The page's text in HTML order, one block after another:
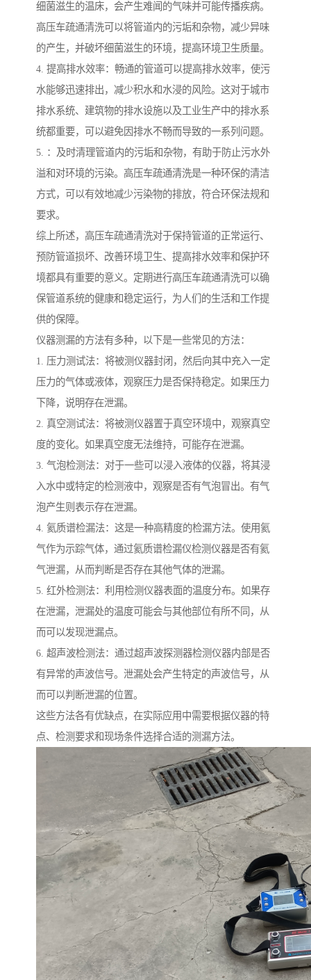
细菌滋生的温床，会产生难闻的气味并可能传播疾病。
高压车疏通清洗可以将管道内的污垢和杂物，减少异味
的产生，并破坏细菌滋生的环境，提高环境卫生质量。
4. 提高排水效率：畅通的管道可以提高排水效率，使污
水能够迅速排出，减少积水和水浸的风险。这对于城市
排水系统、建筑物的排水设施以及工业生产中的排水系
统都重要，可以避免因排水不畅而导致的一系列问题。
5. ：及时清理管道内的污垢和杂物，有助于防止污水外
溢和对环境的污染。高压车疏通清洗是一种环保的清洁
方式，可以有效地减少污染物的排放，符合环保法规和
要求。
综上所述，高压车疏通清洗对于保持管道的正常运行、
预防管道损坏、改善环境卫生、提高排水效率和保护环
境都具有重要的意义。定期进行高压车疏通清洗可以确
保管道系统的健康和稳定运行，为人们的生活和工作提
供的保障。
仪器测漏的方法有多种，以下是一些常见的方法：
1. 压力测试法：将被测仪器封闭，然后向其中充入一定
压力的气体或液体，观察压力是否保持稳定。如果压力
下降，说明存在泄漏。
2. 真空测试法：将被测仪器置于真空环境中，观察真空
度的变化。如果真空度无法维持，可能存在泄漏。
3. 气泡检测法：对于一些可以浸入液体的仪器，将其浸
入水中或特定的检测液中，观察是否有气泡冒出。有气
泡产生则表示存在泄漏。
4. 氦质谱检漏法：这是一种高精度的检漏方法。使用氦
气作为示踪气体，通过氦质谱检漏仪检测仪器是否有氦
气泄漏，从而判断是否存在其他气体的泄漏。
5. 红外检测法：利用检测仪器表面的温度分布。如果存
在泄漏，泄漏处的温度可能会与其他部位有所不同，从
而可以发现泄漏点。
6. 超声波检测法：通过超声波探测器检测仪器内部是否
有异常的声波信号。泄漏处会产生特定的声波信号，从
而可以判断泄漏的位置。
这些方法各有优缺点，在实际应用中需要根据仪器的特
点、检测要求和现场条件选择合适的测漏方法。